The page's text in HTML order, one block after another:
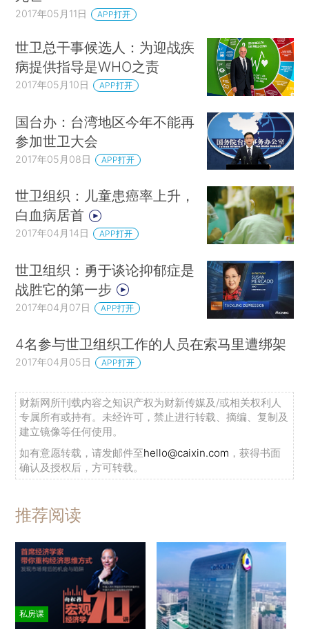
2017年05月11日 APP打开
世卫总干事候选人：为迎战疾
病提供指导是WHO之责
2017年05月10日 APP打开
国台办：台湾地区今年不能再
参加世卫大会
2017年05月08日 APP打开
世卫组织：儿童患癌率上升，
白血病居首
2017年04月14日 APP打开
世卫组织：勇于谈论抑郁症是
战胜它的第一步
2017年04月07日 APP打开
4名参与世卫组织工作的人员在索马里遭绑架
2017年04月05日 APP打开
财新网所刊载内容之知识产权为财新传媒及/或相关权利人
专属所有或持有。未经许可，禁止进行转载、摘编、复制及
建立镜像等任何使用。
如有意愿转载，请发邮件至hello@caixin.com ，获得书面
确认及授权后，方可转载。
推荐阅读
私房课